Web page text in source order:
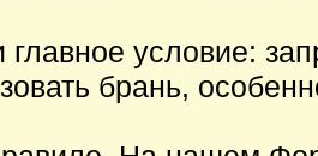
главное условие:
брань,